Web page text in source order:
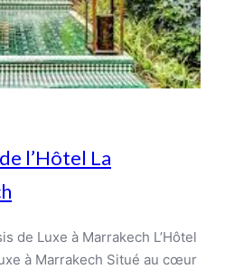
l’Hôtel La
de Luxe à Marrakech L’Hôtel
à Marrakech Situé au cœur